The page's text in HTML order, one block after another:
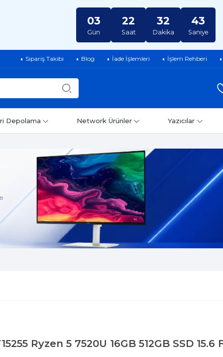
03
Gün
22
Saat
32
Dakika
42
Saniye
Sipariş Takibi Blog İade İşlemleri İşlem Rehberi
Depolama Network Ürünler Yazıcılar
Ryzen 5 7520U 16GB 512GB SSD 15.6